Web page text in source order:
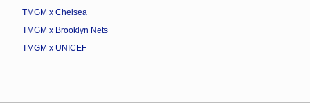
TMGM x Chelsea
TMGM x Brooklyn Nets
TMGM x UNICEF